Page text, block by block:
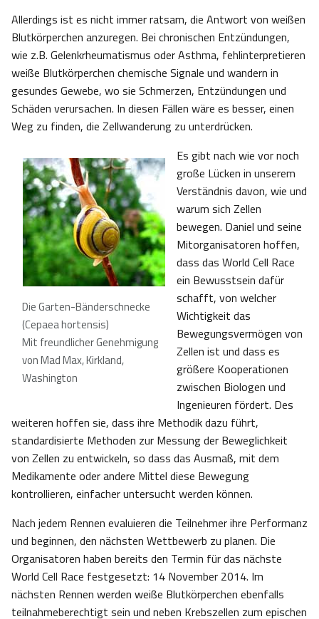
Allerdings ist es nicht immer ratsam, die Antwort von weißen
Blutkörperchen anzuregen. Bei chronischen Entzündungen,
wie z.B. Gelenkrheumatismus oder Asthma, fehlinterpretieren
weiße Blutkörperchen chemische Signale und wandern in
gesundes Gewebe, wo sie Schmerzen, Entzündungen und
Schäden verursachen. In diesen Fällen wäre es besser, einen
Weg zu finden, die Zellwanderung zu unterdrücken.
Die Garten-Bänderschnecke
(Cepaea hortensis)
Mit freundlicher Genehmigung
von Mad Max, Kirkland,
Washington
Es gibt nach wie vor noch
große Lücken in unserem
Verständnis davon, wie und
warum sich Zellen
bewegen. Daniel und seine
Mitorganisatoren hoffen,
dass das World Cell Race
ein Bewusstsein dafür
schafft, von welcher
Wichtigkeit das
Bewegungsvermögen von
Zellen ist und dass es
größere Kooperationen
zwischen Biologen und
Ingenieuren fördert. Des
weiteren hoffen sie, dass ihre Methodik dazu führt,
standardisierte Methoden zur Messung der Beweglichkeit
von Zellen zu entwickeln, so dass das Ausmaß, mit dem
Medikamente oder andere Mittel diese Bewegung
kontrollieren, einfacher untersucht werden können.
Nach jedem Rennen evaluieren die Teilnehmer ihre Performanz
und beginnen, den nächsten Wettbewerb zu planen. Die
Organisatoren haben bereits den Termin für das nächste
World Cell Race festgesetzt: 14 November 2014. Im
nächsten Rennen werden weiße Blutkörperchen ebenfalls
teilnahmeberechtigt sein und neben Krebszellen zum epischen